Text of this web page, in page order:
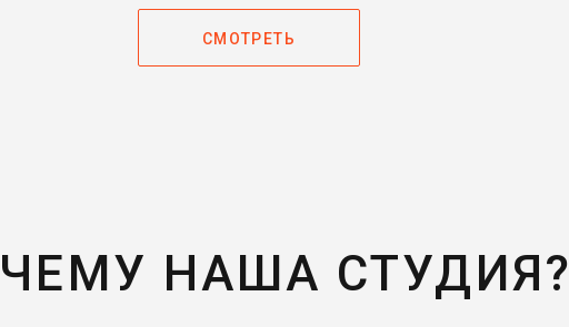
СМОТРЕТЬ
НАША СТУДИЯ?